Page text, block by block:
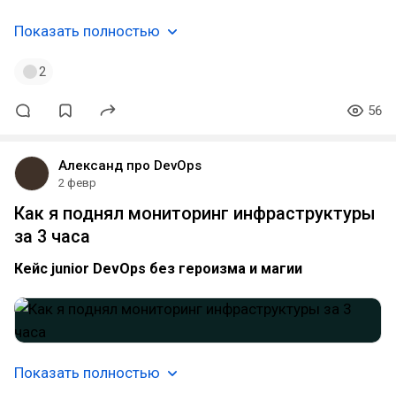
Показать полностью
2
56
Александ про DevOps
2 февр
Как я поднял мониторинг инфраструктуры
за 3 часа
Кейс junior DevOps без героизма и магии
Показать полностью